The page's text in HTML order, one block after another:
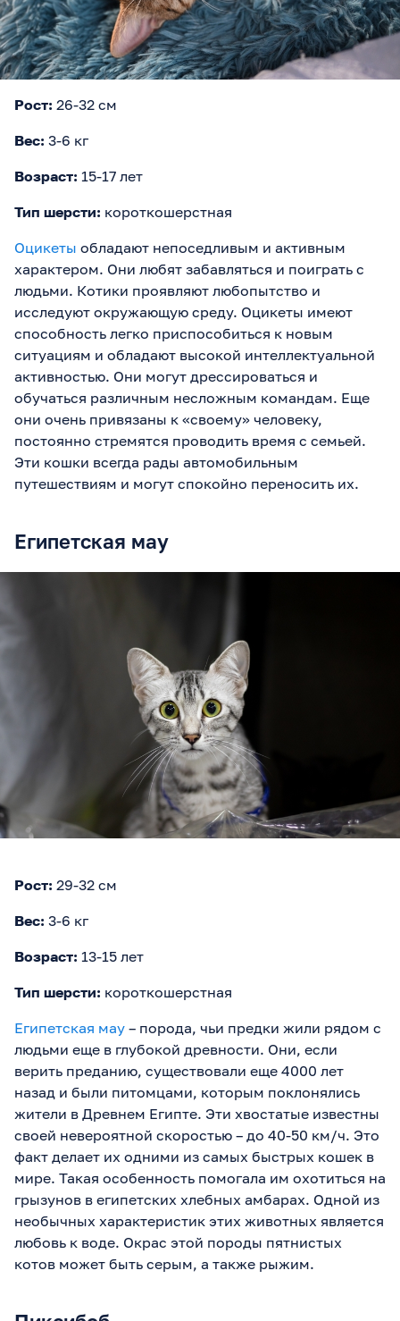
Рост: 26-32 см
Вес: 3-6 кг
Возраст: 15-17 лет
Тип шерсти: короткошерстная
Оцикеты обладают непоседливым и активным
характером. Они любят забавляться и поиграть с
людьми. Котики проявляют любопытство и
исследуют окружающую среду. Оцикеты имеют
способность легко приспособиться к новым
ситуациям и обладают высокой интеллектуальной
активностью. Они могут дрессироваться и
обучаться различным несложным командам. Еще
они очень привязаны к «своему» человеку,
постоянно стремятся проводить время с семьей.
Эти кошки всегда рады автомобильным
путешествиям и могут спокойно переносить их.
Египетская мау
Рост: 29-32 см
Вес: 3-6 кг
Возраст: 13-15 лет
Тип шерсти: короткошерстная
Египетская мау – порода, чьи предки жили рядом с
людьми еще в глубокой древности. Они, если
верить преданию, существовали еще 4000 лет
назад и были питомцами, которым поклонялись
жители в Древнем Египте. Эти хвостатые известны
своей невероятной скоростью – до 40-50 км/ч. Это
факт делает их одними из самых быстрых кошек в
мире. Такая особенность помогала им охотиться на
грызунов в египетских хлебных амбарах. Одной из
необычных характеристик этих животных является
любовь к воде. Окрас этой породы пятнистых
котов может быть серым, а также рыжим.